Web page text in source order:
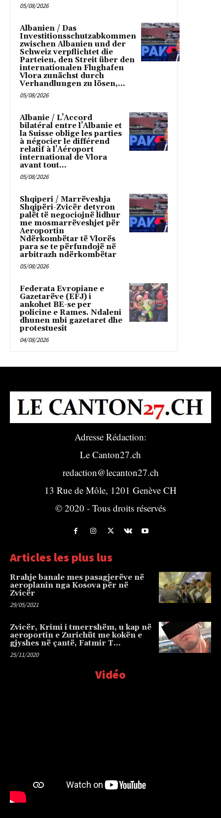
05/08/2026
Albanien / Das
Investitionsschutzabkommen
zwischen Albanien und der
Schweiz verpflichtet die
Parteien, den Streit über den
internationalen Flughafen
Vlora zunächst durch
Verhandlungen zu lösen,...
05/08/2026
Albanie / L’Accord
bilatéral entre l’Albanie et
la Suisse oblige les parties
à négocier le différend
relatif à l’Aéroport
international de Vlora
avant tout...
05/08/2026
Shqiperi / Marrëveshja
Shqipëri-Zvicër detyron
palët të negociojnë lidhur
me mosmarrëveshjet për
Aeroportin
Ndërkombëtar të Vlorës
para se te përfundojë në
arbitrazh ndërkombëtar
05/08/2026
Federata Evropiane e
Gazetarëve (EFJ) i
ankohet BE-se per
policine e Rames. Ndaleni
dhunen mbi gazetaret dhe
protestuesit
04/08/2026
Adresse Rédaction:
Le Canton27.ch
redaction@lecanton27.ch
13 Rue de Môle, 1201 Genève CH
© 2020 - Tous droits réservés
Articles les plus lus
Rrahje banale mes pasagjerëve në
aeroplanin nga Kosova për në
Zvicër
29/05/2021
Zvicër, Krimi i tmerrshëm, u kap në
aeroportin e Zurichüt me kokën e
gjyshes në çantë, Fatmir T…
25/11/2020
Vidéo